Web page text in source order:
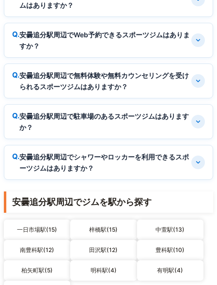
ムはありますか？
安曇追分駅周辺でWeb予約できるスポーツジムはありま
すか？
安曇追分駅周辺で無料体験や無料カウンセリングを受け
られるスポーツジムはありますか？
安曇追分駅周辺で駐車場のあるスポーツジムはあります
か？
安曇追分駅周辺でシャワーやロッカーを利用できるスポ
ーツジムはありますか？
安曇追分駅周辺でジムを駅から探す
一日市場駅(15) 梓橋駅(15) 中萱駅(13)
南豊科駅(12) 田沢駅(12) 豊科駅(10)
柏矢町駅(5) 明科駅(4) 有明駅(4)